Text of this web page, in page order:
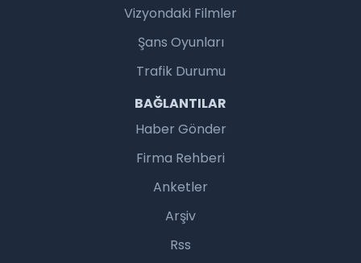
Vizyondaki Filmler
Şans Oyunları
Trafik Durumu
BAĞLANTILAR
Haber Gönder
Firma Rehberi
Anketler
Arşiv
Rss